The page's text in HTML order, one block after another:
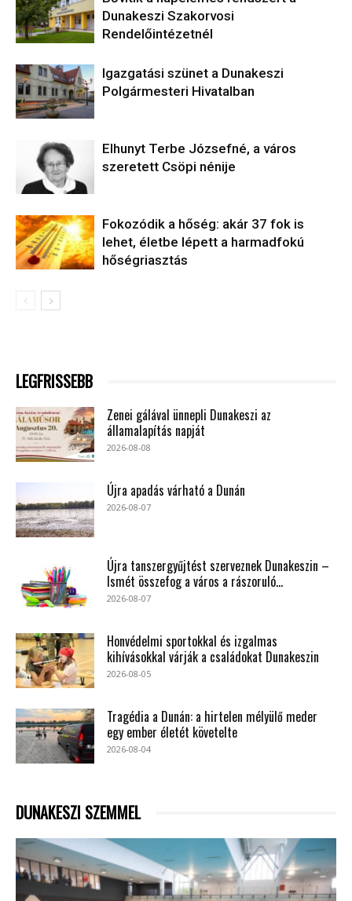
Dunakeszi Szakorvosi
Rendelőintézetnél
Igazgatási szünet a Dunakeszi
Polgármesteri Hivatalban
Elhunyt Terbe Józsefné, a város
szeretett Csöpi nénije
Fokozódik a hőség: akár 37 fok is
lehet, életbe lépett a harmadfokú
hőségriasztás
LEGFRISSEBB
Zenei gálával ünnepli Dunakeszi az
államalapítás napját
2026-08-08
Újra apadás várható a Dunán
2026-08-07
Újra tanszergyűjtést szerveznek Dunakeszin –
Ismét összefog a város a rászoruló...
2026-08-07
Honvédelmi sportokkal és izgalmas
kihívásokkal várják a családokat Dunakeszin
2026-08-05
Tragédia a Dunán: a hirtelen mélyülő meder
egy ember életét követelte
2026-08-04
DUNAKESZI SZEMMEL